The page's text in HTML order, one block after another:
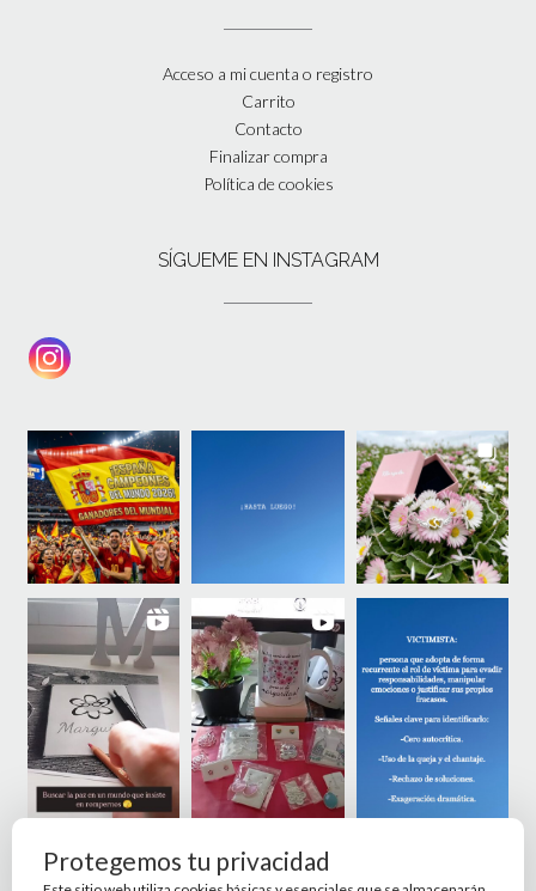
Acceso a mi cuenta o registro
Carrito
Contacto
Finalizar compra
Política de cookies
SÍGUEME EN INSTAGRAM
Protegemos tu privacidad